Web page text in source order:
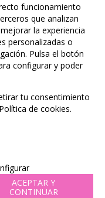
funcionamiento
que analizan
la experiencia
personalizadas o
Pulsa el botón
configurar y poder
tu consentimiento
de cookies.
ACEPTAR Y
CONTINUAR